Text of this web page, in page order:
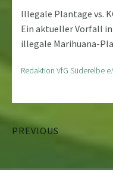
Illegale Plantage vs.
Ein aktueller Vorfall in
illegale Marihuana-
Redaktion VfG Süderelbe
PREVIOUS